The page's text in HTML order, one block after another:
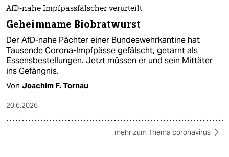
AfD-nahe Impfpassfälscher verurteilt
Geheimname Biobratwurst
Der AfD-nahe Pächter einer Bundeswehrkantine hat
Tausende Corona-Impfpässe gefälscht, getarnt als
Essensbestellungen. Jetzt müssen er und sein Mittäter
ins Gefängnis.
Von Joachim F. Tornau
20.6.2026
mehr zum Thema coronavirus